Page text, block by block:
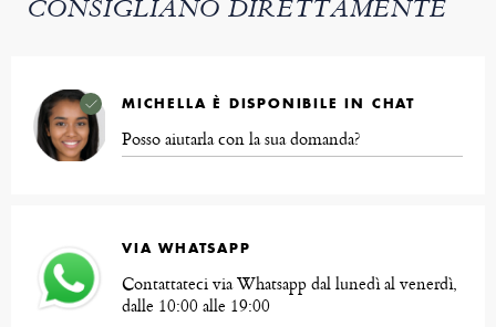
CONSIGLIANO DIRETTAMENTE
MICHELLA È DISPONIBILE IN CHAT
Posso aiutarla con la sua domanda?
VIA WHATSAPP
Contattateci via Whatsapp dal lunedì al venerdì,
dalle 10:00 alle 19:00